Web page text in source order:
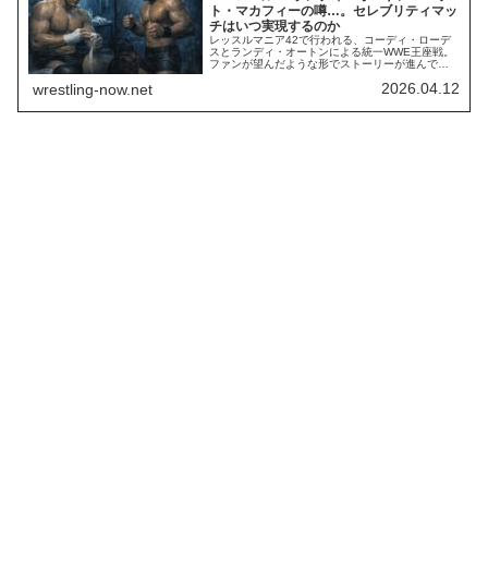
ト・マカフィーの噂…。セレブリティマッ
チはいつ実現するのか
レッスルマニア42で行われる、コーディ・ローデ
スとランディ・オートンによる統一WWE王座戦。
ファンが望んだような形でストーリーが進んでい
ートンが統一WWE王座への挑戦権を獲得し、その
で、長年に渡る歴史を持つ2人が、過去にフォーカ
wrestling-now.net 2026.04.12